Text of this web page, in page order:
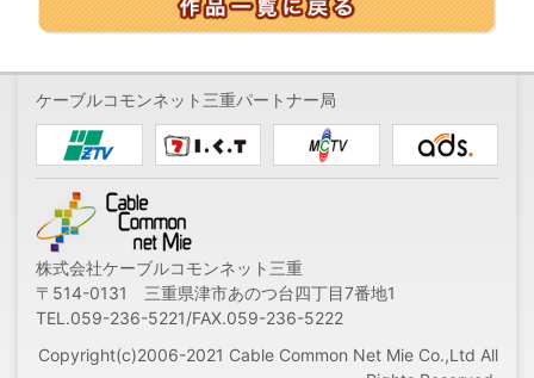
ケーブルコモンネット三重パートナー局
株式会社ケーブルコモンネット三重
〒514-0131 三重県津市あのつ台四丁目7番地1
TEL.059-236-5221/FAX.059-236-5222
Copyright(c)2006-2021 Cable Common Net Mie Co.,Ltd All